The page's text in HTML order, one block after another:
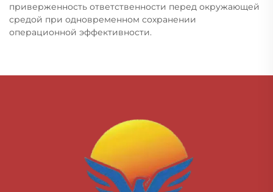
приверженность ответственности перед окружающей
средой при одновременном сохранении
операционной эффективности.